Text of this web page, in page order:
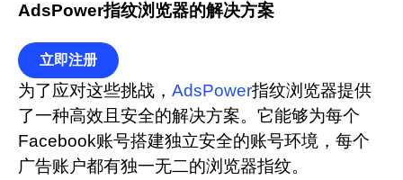
AdsPower指纹浏览器的解决方案
立即注册
为了应对这些挑战， AdsPower指纹浏览器提供
了一种高效且安全的解决方案。它能够为每个
Facebook账号搭建独立安全的账号环境，每个
广告账户都有独一无二的浏览器指纹。